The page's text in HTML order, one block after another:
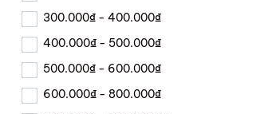
300.000₫ - 400.000₫
400.000₫ - 500.000₫
500.000₫ - 600.000₫
600.000₫ - 800.000₫